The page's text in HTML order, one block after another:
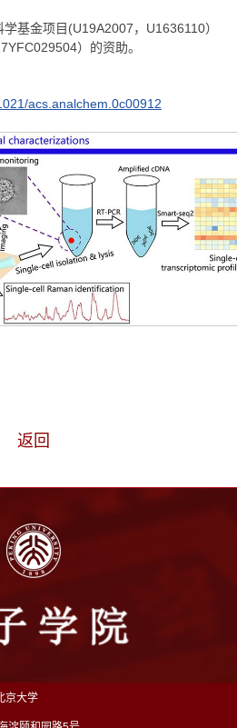
学基金项目(U19A2007，U1636110）
）的资助。
acs.analchem.0c00912
返回
京大学